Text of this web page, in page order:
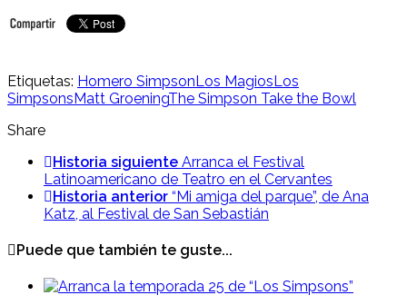
Etiquetas: Homero SimpsonLos MagiosLos
SimpsonsMatt GroeningThe Simpson Take the Bowl
Share
Historia siguiente Arranca el Festival
Latinoamericano de Teatro en el Cervantes
Historia anterior “Mi amiga del parque”, de Ana
Katz, al Festival de San Sebastián
Puede que también te guste...